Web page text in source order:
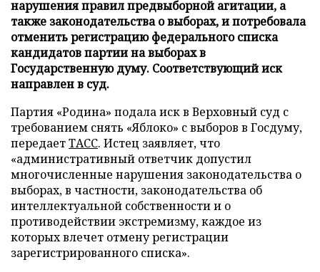
нарушения правил предвыборной агитации, а
также законодательства о выборах, и потребовала
отменить регистрацию федерального списка
кандидатов партии на выборах в
Государственную думу. Соответствующий иск
направлен в суд.
Партия «Родина» подала иск в Верховный суд с
требованием снять «Яблоко» с выборов в Госдуму,
передаетТАСС. Истец заявляет, что
«административный ответчик допустил
многочисленные нарушения законодательства о
выборах, в частности, законодательства об
интеллектуальной собственности и о
противодействии экстремизму, каждое из
которых влечет отмену регистрации
зарегистрированного списка».